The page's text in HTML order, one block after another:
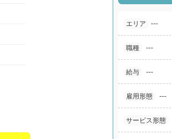
エリア ---
職種 ---
給与 ---
雇用形態 ---
サービス形態